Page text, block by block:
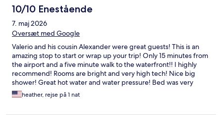
10/10 Enestående
7. maj 2026
Oversæt med Google
Valerio and his cousin Alexander were great guests! This is an
amazing stop to start or wrap up your trip! Only 15 minutes from
the airport and a five minute walk to the waterfront!! I highly
recommend! Rooms are bright and very high tech! Nice big
shower! Great hot water and water pressure! Bed was very
comfortable! Great communication! If you book through
Expedia, the hotel does not get your phone number-be on the
heather, rejse på 1 nat